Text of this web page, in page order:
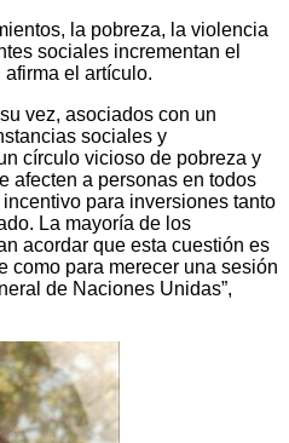
la pobreza, la violencia
sociales incrementan el
el artículo.
vez, asociados con un
sociales y
círculo vicioso de pobreza y
afecten a personas en todos
para inversiones tanto
La mayoría de los
acordar que esta cuestión es
como para merecer una sesión
de Naciones Unidas”,